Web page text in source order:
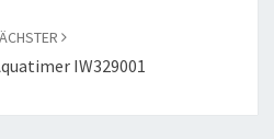
IW329001